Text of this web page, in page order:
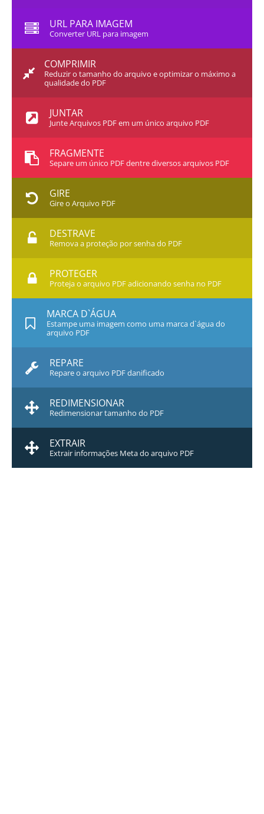
URL PARA IMAGEM
Converter URL para imagem
COMPRIMIR
Reduzir o tamanho do arquivo e optimizar o máximo a
qualidade do PDF
JUNTAR
Junte Arquivos PDF em um único arquivo PDF
FRAGMENTE
Separe um único PDF dentre diversos arquivos PDF
GIRE
Gire o Arquivo PDF
DESTRAVE
Remova a proteção por senha do PDF
PROTEGER
Proteja o arquivo PDF adicionando senha no PDF
MARCA D`ÁGUA
Estampe uma imagem como uma marca d`água do
arquivo PDF
REPARE
Repare o arquivo PDF danificado
REDIMENSIONAR
Redimensionar tamanho do PDF
EXTRAIR
Extrair informações Meta do arquivo PDF